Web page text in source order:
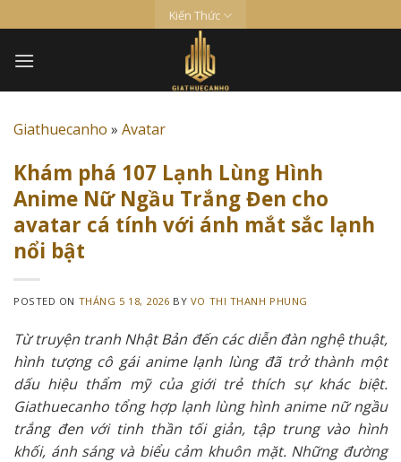
to
content
Kiến Thức
Giathuecanho » Avatar
Khám phá 107 Lạnh Lùng Hình
Anime Nữ Ngầu Trắng Đen cho
avatar cá tính với ánh mắt sắc lạnh
nổi bật
POSTED ON THÁNG 5 18, 2026 BY VO THI THANH PHUNG
Từ truyện tranh Nhật Bản đến các diễn đàn nghệ thuật,
hình tượng cô gái anime lạnh lùng đã trở thành một
dấu hiệu thẩm mỹ của giới trẻ thích sự khác biệt.
Giathuecanho tổng hợp lạnh lùng hình anime nữ ngầu
trắng đen với tinh thần tối giản, tập trung vào hình
khối, ánh sáng và biểu cảm khuôn mặt. Những đường